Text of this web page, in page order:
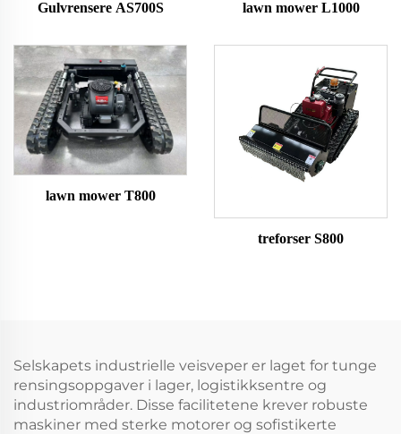
Gulvrensere AS700S lawn mower L1000
lawn mower T800
treforser S800
Selskapets industrielle veisveper er laget for tunge
rensingsoppgaver i lager, logistikksentre og
industriområder. Disse facilitetene krever robuste
maskiner med sterke motorer og sofistikerte